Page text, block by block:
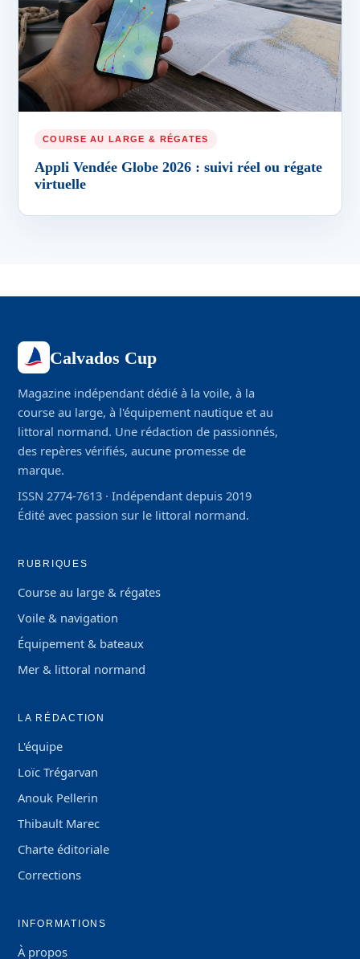
COURSE AU LARGE & RÉGATES
Appli Vendée Globe 2026 : suivi réel ou régate
virtuelle
Calvados Cup
Magazine indépendant dédié à la voile, à la
course au large, à l'équipement nautique et au
littoral normand. Une rédaction de passionnés,
des repères vérifiés, aucune promesse de
marque.
ISSN 2774-7613 · Indépendant depuis 2019
Édité avec passion sur le littoral normand.
RUBRIQUES
Course au large & régates
Voile & navigation
Équipement & bateaux
Mer & littoral normand
LA RÉDACTION
L'équipe
Loïc Trégarvan
Anouk Pellerin
Thibault Marec
Charte éditoriale
Corrections
INFORMATIONS
À propos